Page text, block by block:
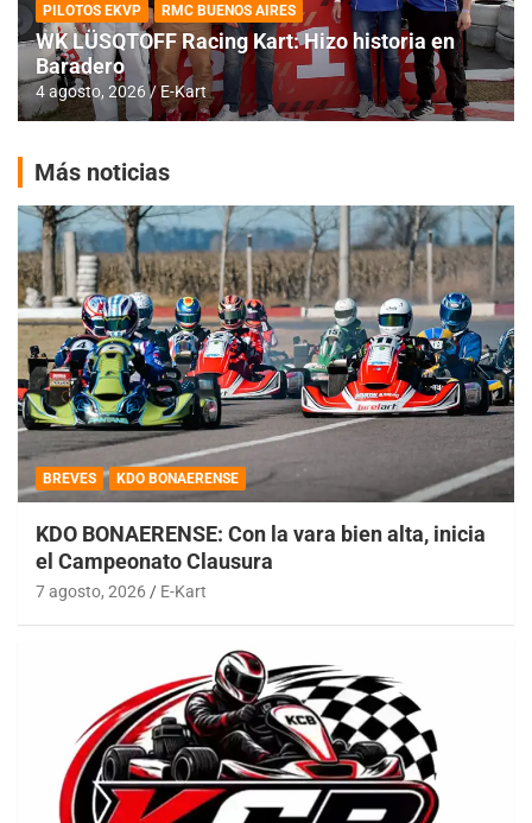
PILOTOS EKVP RMC BUENOS AIRES
WK LÜSQTOFF Racing Kart: Hizo historia en
Baradero
4 agosto, 2026 E-Kart
Más noticias
BREVES KDO BONAERENSE
KDO BONAERENSE: Con la vara bien alta, inicia
el Campeonato Clausura
7 agosto, 2026 E-Kart